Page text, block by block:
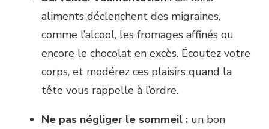
aliments déclenchent des migraines,
comme l’alcool, les fromages affinés ou
encore le chocolat en excès. Écoutez votre
corps, et modérez ces plaisirs quand la
tête vous rappelle à l’ordre.
Ne pas négliger le sommeil : un bon